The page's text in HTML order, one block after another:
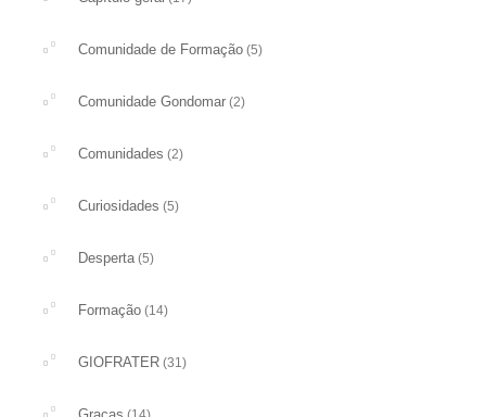
Comunidade de Formação (5)
Comunidade Gondomar (2)
Comunidades (2)
Curiosidades (5)
Desperta(5)
Formação (14)
GIOFRATER (31)